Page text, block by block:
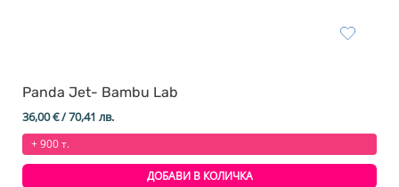
Panda Jet- Bambu Lab
36,00€/ 70,41 лв.
+ 900 т.
ДОБАВИ В КОЛИЧКА